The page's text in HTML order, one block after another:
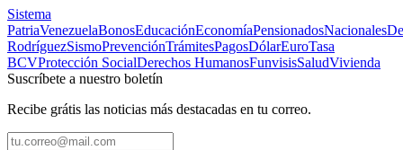
Sistema
PatriaVenezuelaBonosEducaciónEconomíaPensionadosNacionales
RodríguezSismoPrevenciónTrámitesPagosDólarEuroTasa
BCVProtección SocialDerechos HumanosFunvisisSaludVivienda
Suscríbete a nuestro boletín
Recibe grátis las noticias más destacadas en tu correo.